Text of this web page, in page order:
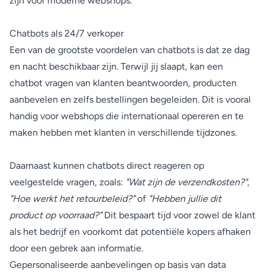
Chatbots als 24/7 verkoper
Een van de grootste voordelen van chatbots is dat ze dag
en nacht beschikbaar zijn. Terwijl jij slaapt, kan een
chatbot vragen van klanten beantwoorden, producten
aanbevelen en zelfs bestellingen begeleiden. Dit is vooral
handig voor webshops die internationaal opereren en te
maken hebben met klanten in verschillende tijdzones.
Daarnaast kunnen chatbots direct reageren op
veelgestelde vragen, zoals: "Wat zijn de verzendkosten?",
"Hoe werkt het retourbeleid?"of "Hebben jullie dit
product op voorraad?"Dit bespaart tijd voor zowel de klant
als het bedrijf en voorkomt dat potentiële kopers afhaken
door een gebrek aan informatie.
Gepersonaliseerde aanbevelingen op basis van data